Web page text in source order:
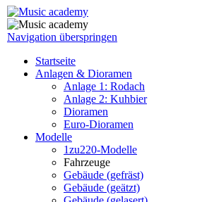
Navigation überspringen
Startseite
Anlagen & Dioramen
Anlage 1: Rodach
Anlage 2: Kuhbier
Dioramen
Euro-Dioramen
Modelle
1zu220-Modelle
Fahrzeuge
Gebäude (gefräst)
Gebäude (geätzt)